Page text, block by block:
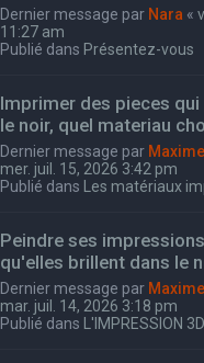
Dernier message par Nara «
11:27 am
Publié dans Présentez-vous
Imprimer des pieces
le noir, quel materiau
Dernier message par
mer. juil. 15, 2026 3:42 pm
Publié dans Les matériaux
Peindre ses
qu'elles brillent dans le
Dernier message par
mar. juil. 14, 2026 3:18 pm
Publié dans L'IMPRESSION 3D